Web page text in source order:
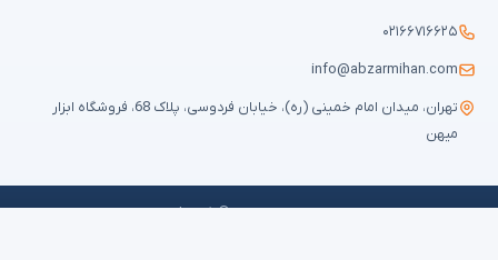
۰۲۱۶۶۷۱۶۶۲۵
info@abzarmihan.com
تهران، میدان امام خمینی (ره)، خیابان فردوسی، پلاک 68، فروشگاه ابزار
میهن
تمامی حقوق برایابزار میهنمحفوظ است © ۲۰۲۶ | طراحی سایت و سئو:
ایران